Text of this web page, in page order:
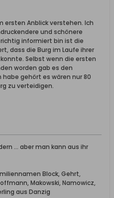
ersten Anblick verstehen. Ich
und schönere
informiert bin ist die
dass die Burg im Laufe ihrer
Selbst wenn die ersten
worden gab es den
gehört es wären nur 80
zu verteidigen.
... aber man kann aus ihr
Block, Gehrt,
Makowski, Namowicz,
aus Danzig